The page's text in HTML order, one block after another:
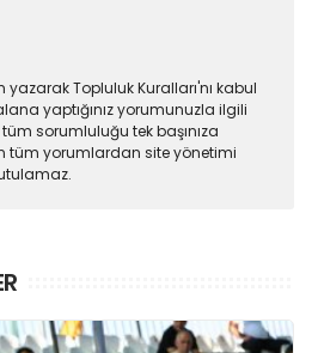
yazarak Topluluk Kuralları'nı kabul
yaptığınız yorumunuzla ilgili
sorumluluğu tek başınıza
tüm yorumlardan site yönetimi